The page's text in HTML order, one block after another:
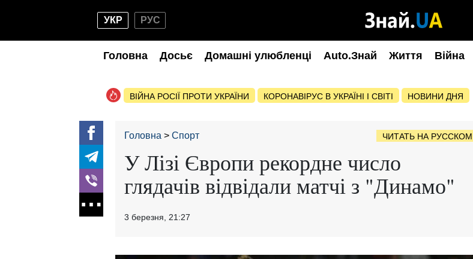
УКР РУС
Головна Досьє Домашні улюбленці Auto.Знай Життя Війна
ВІЙНА РОСІЇ ПРОТИ УКРАЇНИ КОРОНАВІРУС В УКРАЇНІ І СВІТІ НОВИНИ ДНЯ
Головна Спорт ЧИТАТЬ НА РУССКОМ
У Лізі Європи рекордне число
глядачів відвідали матчі з "Динамо"
3 березня, 21:27